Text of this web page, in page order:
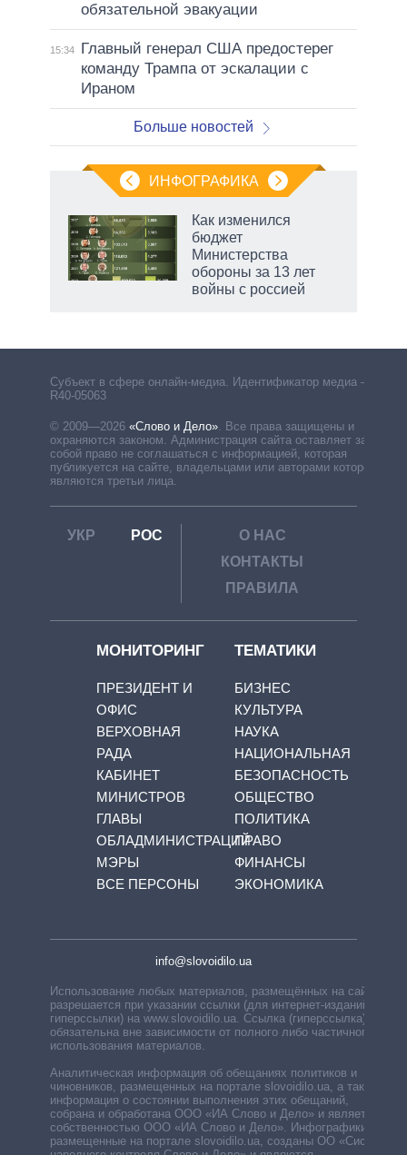
обязательной эвакуации
15:34
Главный генерал США предостерег
команду Трампа от эскалации с
Ираном
Больше новостей
ИНФОГРАФИКА
Как изменился
бюджет
Министерства
обороны за 13 лет
войны с россией
Субъект в сфере онлайн-медиа. Идентификатор медиа –
R40-05063
© 2009—2026 «Слово и Дело». Все права защищены и
охраняются законом. Администрация сайта оставляет за
собой право не соглашаться с информацией, которая
публикуется на сайте, владельцами или авторами которой
являются третьи лица.
УКР РОС
О НАС
КОНТАКТЫ
ПРАВИЛА
МОНИТОРИНГ
ПРЕЗИДЕНТ И
ОФИС
ВЕРХОВНАЯ
РАДА
КАБИНЕТ
МИНИСТРОВ
ГЛАВЫ
ОБЛАДМИНИСТРАЦИЙ
МЭРЫ
ВСЕ ПЕРСОНЫ
ТЕМАТИКИ
БИЗНЕС
КУЛЬТУРА
НАУКА
НАЦИОНАЛЬНАЯ
БЕЗОПАСНОСТЬ
ОБЩЕСТВО
ПОЛИТИКА
ПРАВО
ФИНАНСЫ
ЭКОНОМИКА
info@slovoidilo.ua
Использование любых материалов, размещённых на сайте,
разрешается при указании ссылки (для интернет-изданий —
гиперссылки) на www.slovoidilo.ua. Ссылка (гиперссылка)
обязательна вне зависимости от полного либо частичного
использования материалов.
Аналитическая информация об обещаниях политиков и
чиновников, размещенных на портале slovoidilo.ua, а также
информация о состоянии выполнения этих обещаний,
собрана и обработана ООО «ИА Слово и Дело» и является
собственностью ООО «ИА Слово и Дело». Инфографики,
размещенные на портале slovoidilo.ua, созданы ОО «Система